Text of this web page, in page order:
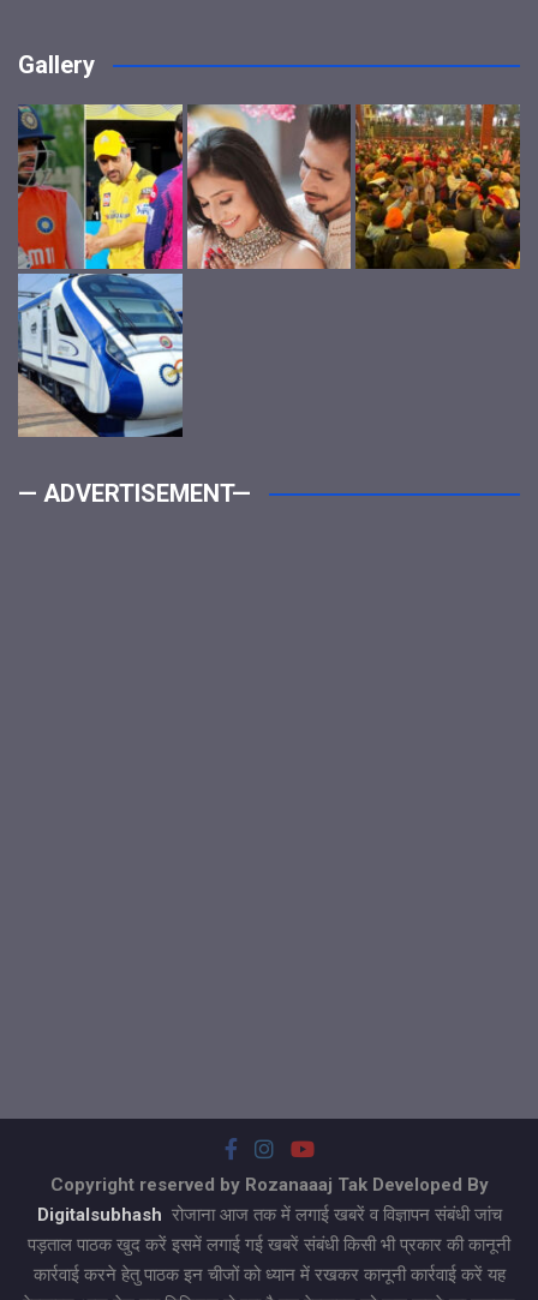
Gallery
— ADVERTISEMENT—
Copyright reserved by Rozanaaaj Tak Developed By
Digitalsubhash रोजाना आज तक में लगाई खबरें व विज्ञापन संबंधी जांच
पड़ताल पाठक खुद करें इसमें लगाई गई खबरें संबंधी किसी भी प्रकार की कानूनी
कार्रवाई करने हेतु पाठक इन चीजों को ध्यान में रखकर कानूनी कार्रवाई करें यह